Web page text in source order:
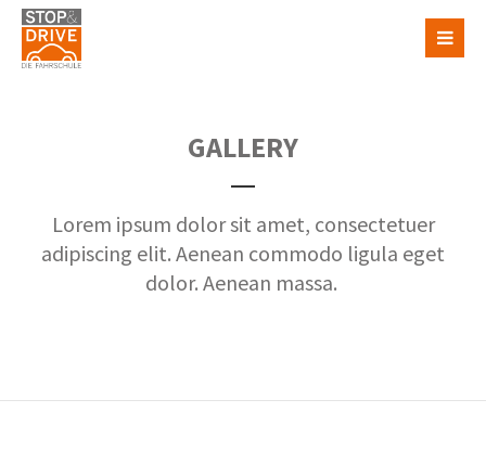
GALLERY
Lorem ipsum dolor sit amet, consectetuer
adipiscing elit. Aenean commodo ligula eget
dolor. Aenean massa.